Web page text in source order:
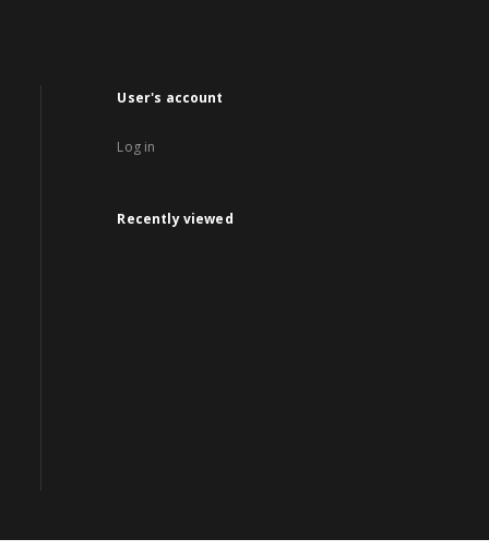
User's account
Log in
Recently viewed